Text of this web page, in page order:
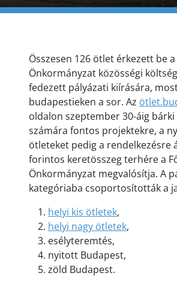
Összesen 126 ötlet érkezett be
Önkormányzat közösségi
fedezett pályázati kiírására,
budapestieken a sor. Az
oldalon szeptember 30-áig bárki
számára fontos projektekre, a
ötleteket pedig a rendelkezésre
forintos keretösszeg terhére a
Önkormányzat megvalósítja. A
kategóriaba csoportosították a
helyi kis ötletek,
helyi nagy ötletek,
esélyteremtés,
nyitott Budapest,
zöld Budapest.